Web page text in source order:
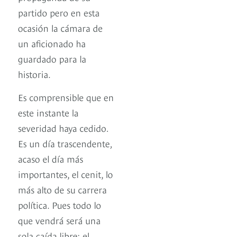
partido pero en esta
ocasión la cámara de
un aficionado ha
guardado para la
historia.
Es comprensible que en
este instante la
severidad haya cedido.
Es un día trascendente,
acaso el día más
importantes, el cenit, lo
más alto de su carrera
política. Pues todo lo
que vendrá será una